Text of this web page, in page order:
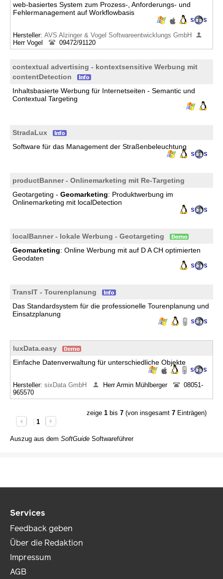
web-basiertes System zum Prozess-, Anforderungs- und
Fehlermanagement auf Workflowbasis
Hersteller: AVS Alzinger & Vogel Softwareentwicklungs GmbH
Herr Vogel
09472/91120
contextual advertising - kontextsensitive Werbung mit
contentDetection
Inhaltsbasierte Werbung für Internetseiten - Semantic und
Contextual Targeting
StradaLux
Software für das Management der Straßenbeleuchtung
productBanner - Onlinemarketing mit Re-Targeting
Geotargeting - Geomarketing: Produktwerbung im
Onlinemarketing mit localDetection
localBanner - lokale Werbung - Geotargeting
Geomarketing: Online Werbung mit auf D A CH optimierten
Geodaten
TransIT - Tourenplanung
Das Standardsystem für die professionelle Tourenplanung und
Einsatzplanung
luxData.easy
Einfache Datenverwaltung für unterschiedliche Objekte
Hersteller: sixData GmbH Herr Armin Mühlberger
08051-
965570
zeige 1bis 7(von insgesamt 7Einträgen)
1
Auszug aus dem SoftGuide Softwareführer
Services
Feedback geben
Über die Redaktion
Impressum
AGB